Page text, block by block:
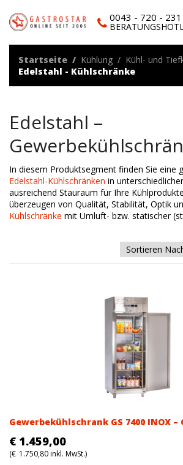
0043 - 720 - 231
Startseite Kühlung
Kühl- und
Edelstahl - Kühlschränke
Edelstahl –
In diesem Produktsegment finden Sie eine
Edelstahl-Kühlschränken in
ausreichend Stauraum für Ihre
überzeugen von Qualität, Stabilität, Optik
Kühlschränke mit Umluft- bzw. statischer
Gewerbekühlschrank GS 7400 INOX –
€ 1.459,00
(€ 1.750,80inkl. MwSt.)